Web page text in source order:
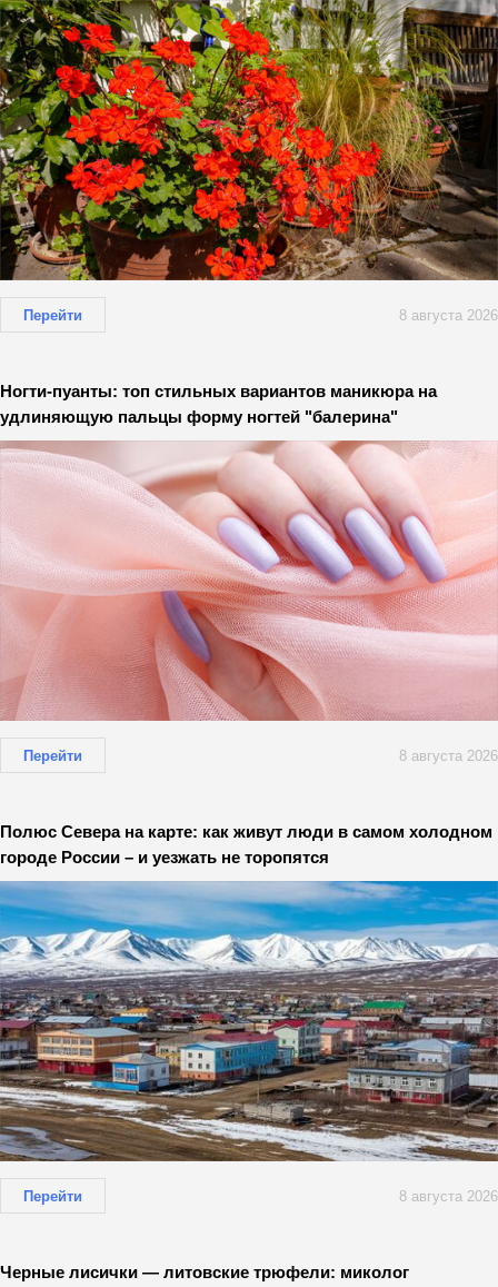
Перейти 8 августа 2026
Ногти-пуанты: топ стильных вариантов маникюра на
удлиняющую пальцы форму ногтей "балерина"
Перейти 8 августа 2026
Полюс Севера на карте: как живут люди в самом холодном
городе России – и уезжать не торопятся
Перейти 8 августа 2026
Черные лисички — литовские трюфели: миколог